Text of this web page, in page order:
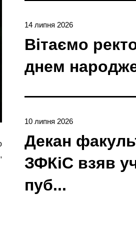
14 липня 2026
Вітаємо
днем
10 липня 2026
Декан
ЗФКіС взяв
пуб...